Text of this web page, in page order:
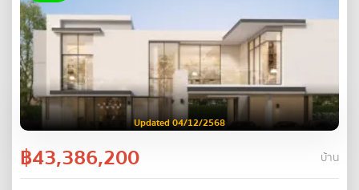
Updated 04/12/2568
฿43,386,200 บ้าน